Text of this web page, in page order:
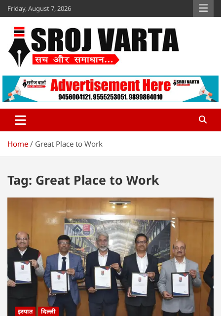
Skip
to
content
Friday, August 7, 2026
Sroj Varta
www.srojvarta.in
Home Great Place to Work
Tag: Great Place to Work
इस्पात दिल्ली